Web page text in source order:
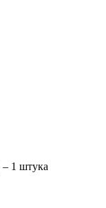
– 1 штука